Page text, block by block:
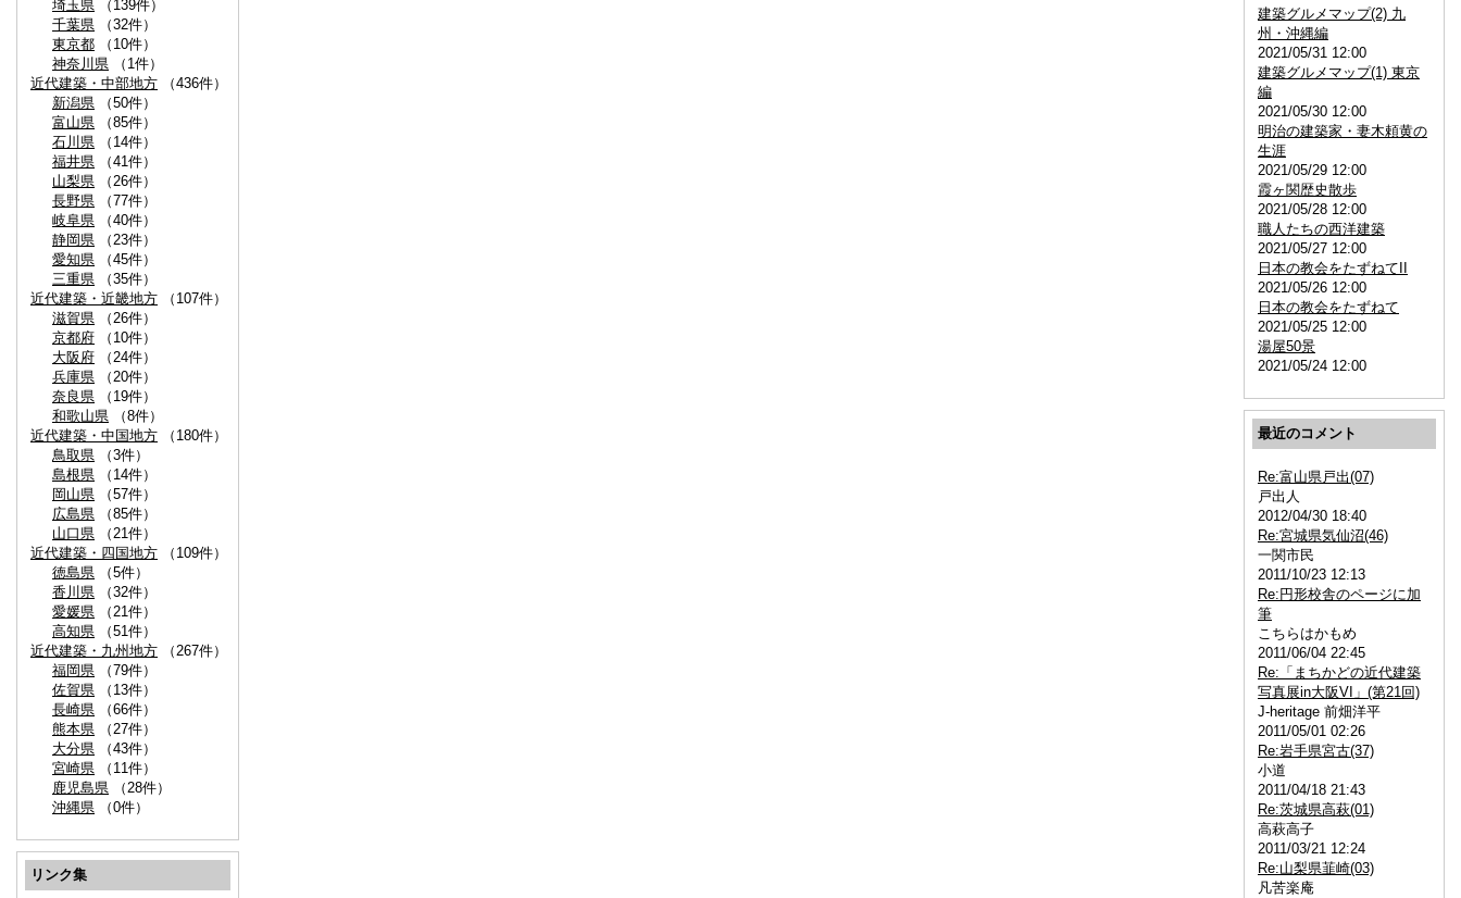
埼玉県 （139件）
千葉県 （32件）
東京都 （10件）
神奈川県 （1件）
近代建築・中部地方 （436件）
新潟県 （50件）
富山県 （85件）
石川県 （14件）
福井県 （41件）
山梨県 （26件）
長野県 （77件）
岐阜県 （40件）
静岡県 （23件）
愛知県 （45件）
三重県 （35件）
近代建築・近畿地方 （107件）
滋賀県 （26件）
京都府 （10件）
大阪府 （24件）
兵庫県 （20件）
奈良県 （19件）
和歌山県 （8件）
近代建築・中国地方 （180件）
鳥取県 （3件）
島根県 （14件）
岡山県 （57件）
広島県 （85件）
山口県 （21件）
近代建築・四国地方 （109件）
徳島県 （5件）
香川県 （32件）
愛媛県 （21件）
高知県 （51件）
近代建築・九州地方 （267件）
福岡県 （79件）
佐賀県 （13件）
長崎県 （66件）
熊本県 （27件）
大分県 （43件）
宮崎県 （11件）
鹿児島県 （28件）
沖縄県 （0件）
リンク集
建築グルメマップ(2) 九
州・沖縄編
2021/05/31 12:00
建築グルメマップ(1) 東京
編
2021/05/30 12:00
明治の建築家・妻木頼黄の
生涯
2021/05/29 12:00
霞ヶ関歴史散歩
2021/05/28 12:00
職人たちの西洋建築
2021/05/27 12:00
日本の教会をたずねてII
2021/05/26 12:00
日本の教会をたずねて
2021/05/25 12:00
湯屋50景
2021/05/24 12:00
最近のコメント
Re:富山県戸出(07)
戸出人
2012/04/30 18:40
Re:宮城県気仙沼(46)
一関市民
2011/10/23 12:13
Re:円形校舎のページに加
筆
こちらはかもめ
2011/06/04 22:45
Re:「まちかどの近代建築
写真展in大阪VI」(第21回)
J-heritage 前畑洋平
2011/05/01 02:26
Re:岩手県宮古(37)
小道
2011/04/18 21:43
Re:茨城県高萩(01)
高萩高子
2011/03/21 12:24
Re:山梨県韮崎(03)
凡苦楽庵